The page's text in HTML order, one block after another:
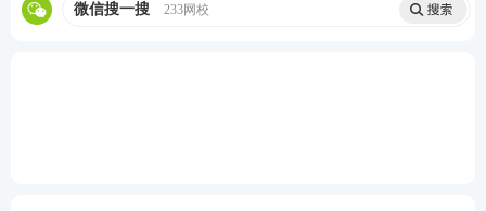
微信搜一搜 233网校